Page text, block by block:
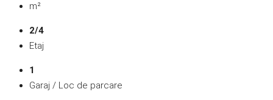
m²
2/4
Etaj
1
Garaj / Loc de parcare